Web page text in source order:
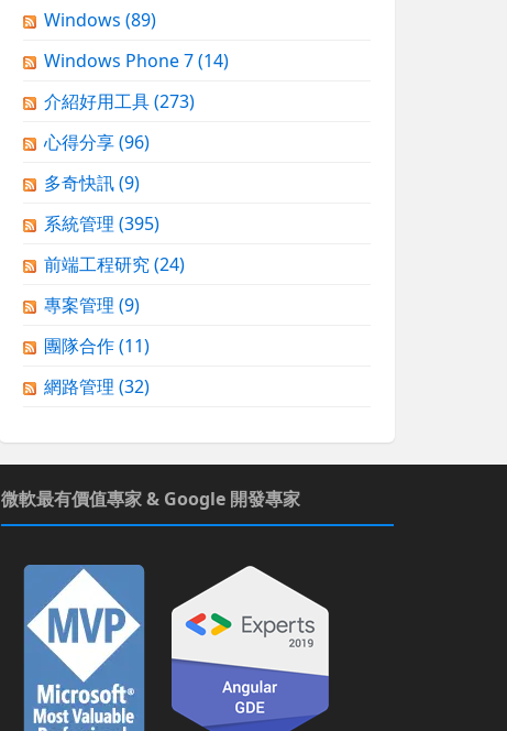
Windows (89)
Windows Phone 7(14)
介紹好用工具(273)
心得分享(96)
多奇快訊(9)
系統管理 (395)
前端工程研究(24)
專案管理 (9)
團隊合作(11)
網路管理 (32)
微軟最有價值專家 & Google 開發專家